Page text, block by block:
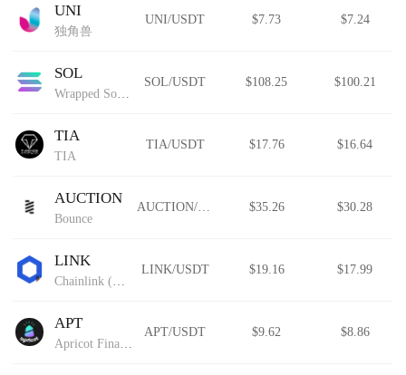
UNI
独角兽
UNI/USDT $7.73 $7.24
SOL
Wrapped Solana
SOL/USDT $108.25 $100.21
TIA
TIA
TIA/USDT $17.76 $16.64
AUCTION
Bounce
AUCTION/USDT $35.26 $30.28
LINK LINK/USDT $19.16 $17.99
APT APT/USDT $9.62 $8.86